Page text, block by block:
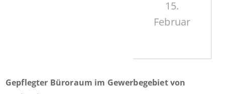
15.
Februar
Gepflegter Büroraum im Gewerbegebiet von